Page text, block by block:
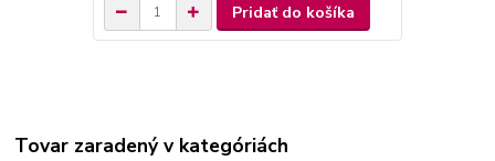
Pridať do košíka
Tovar zaradený v kategóriách